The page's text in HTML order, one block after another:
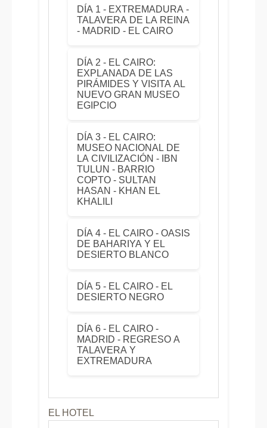
DÍA 1 - EXTREMADURA -
TALAVERA DE LA REINA
- MADRID - EL CAIRO
DÍA 2 - EL CAIRO:
EXPLANADA DE LAS
PIRÁMIDES Y VISITA AL
NUEVO GRAN MUSEO
EGIPCIO
DÍA 3 - EL CAIRO:
MUSEO NACIONAL DE
LA CIVILIZACIÓN - IBN
TULUN - BARRIO
COPTO - SULTAN
HASAN - KHAN EL
KHALILI
DÍA 4 - EL CAIRO - OASIS
DE BAHARIYA Y EL
DESIERTO BLANCO
DÍA 5 - EL CAIRO - EL
DESIERTO NEGRO
DÍA 6 - EL CAIRO -
MADRID - REGRESO A
TALAVERA Y
EXTREMADURA
EL HOTEL